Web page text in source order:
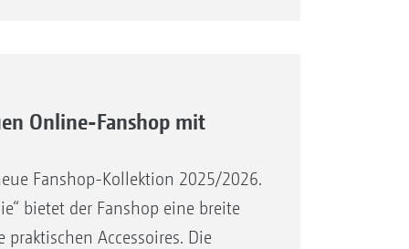
Online-Fanshop mit
Fanshop-Kollektion 2025/2026.
bietet der Fanshop eine breite
Accessoires. Die